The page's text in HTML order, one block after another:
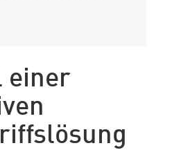
einer